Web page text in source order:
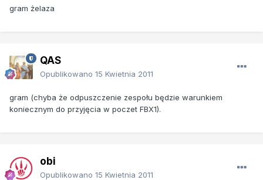
gram żelaza
QAS
Opublikowano 15 Kwietnia 2011
gram (chyba że odpuszczenie zespołu będzie warunkiem
koniecznym do przyjęcia w poczet FBX1).
obi
Opublikowano 15 Kwietnia 2011